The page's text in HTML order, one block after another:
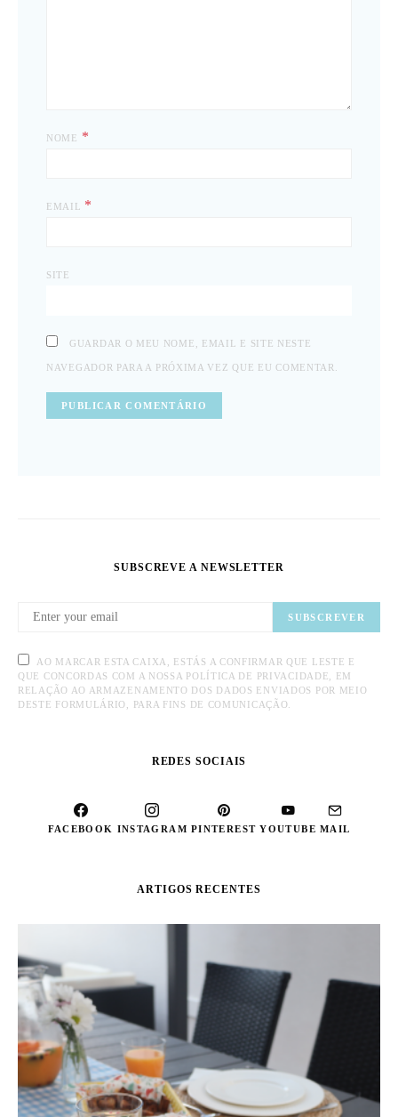
NOME *
EMAIL *
SITE
GUARDAR O MEU NOME, EMAIL E SITE NESTE
NAVEGADOR PARA A PRÓXIMA VEZ QUE EU COMENTAR.
SUBSCREVE A NEWSLETTER
SUBSCREVER
AO MARCAR ESTA CAIXA, ESTÁS A CONFIRMAR QUE LESTE E
QUE CONCORDAS COM A NOSSA POLÍTICA DE PRIVACIDADE, EM
RELAÇÃO AO ARMAZENAMENTO DOS DADOS ENVIADOS POR MEIO
DESTE FORMULÁRIO, PARA FINS DE COMUNICAÇÃO.
REDES SOCIAIS
FACEBOOK INSTAGRAM PINTEREST YOUTUBE MAIL
ARTIGOS RECENTES